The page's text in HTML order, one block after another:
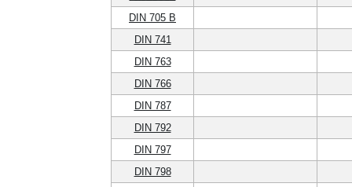
DIN 705 B
DIN 741
DIN 763
DIN 766
DIN 787
DIN 792
DIN 797
DIN 798